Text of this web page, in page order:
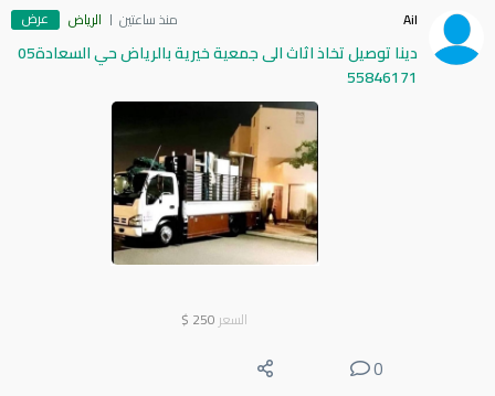
Ail منذ ساعتين الرياض عرض
دينا توصيل تخاذ اثاث الى جمعية خيرية بالرياض حي السعادة05
55846171
السعر 250
$
0